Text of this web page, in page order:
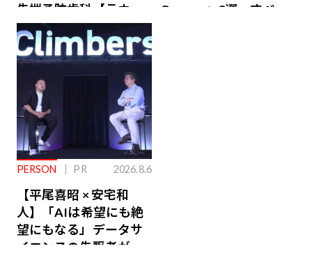
先端予防歯科【ラウン
ジ会員特典あり】
Owners」3選。すべて
PERSON PR 2026.8.6
【平尾喜昭 × 安宅和
人】「AIは希望にも絶
望にもなる」データサ
イエンスの先駆者が語